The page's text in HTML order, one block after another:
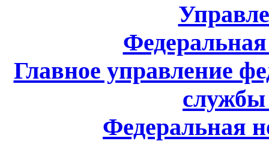
Главное управление
службы
Федеральная